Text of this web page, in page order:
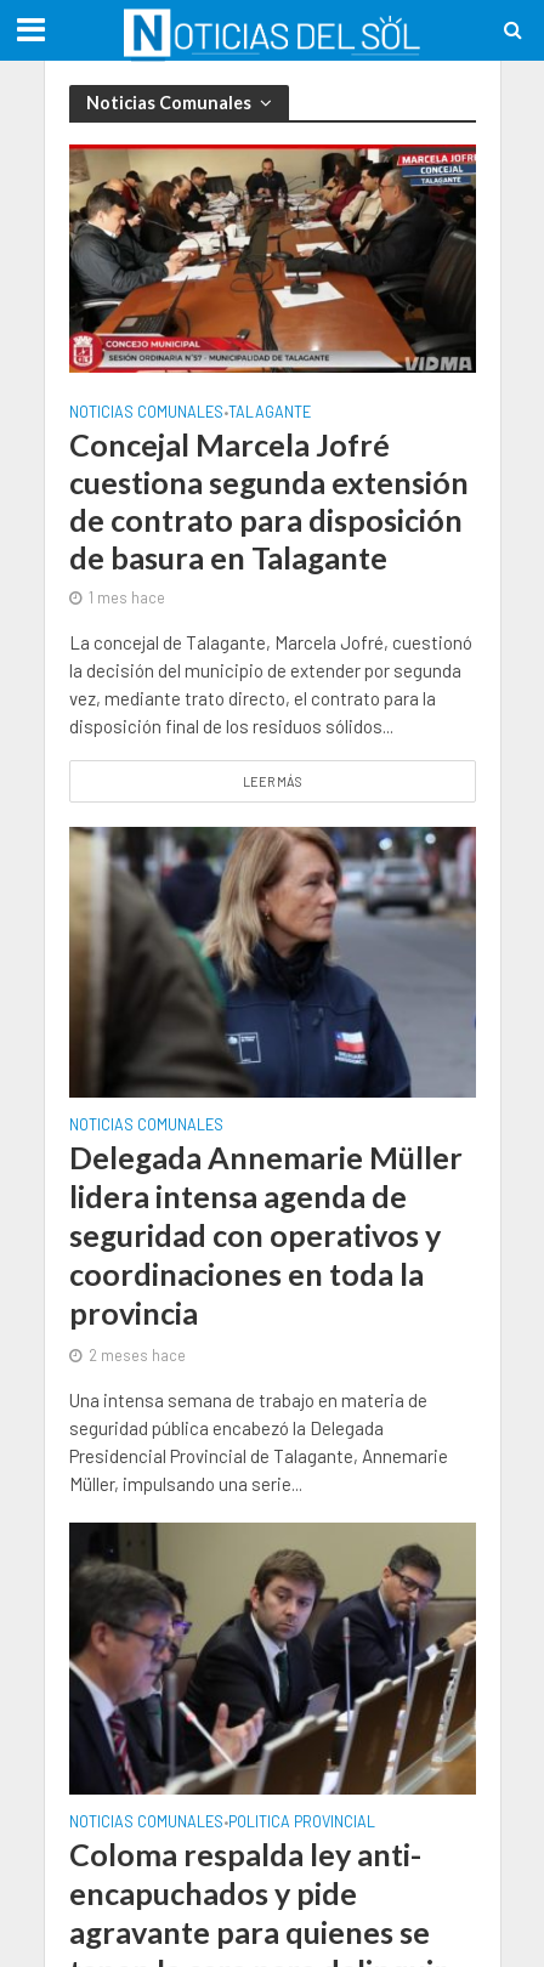
Noticias Comunales
NOTICIAS COMUNALES•TALAGANTE
Concejal Marcela Jofré
cuestiona segunda extensión
de contrato para disposición
de basura en Talagante
1 mes hace
La concejal de Talagante, Marcela Jofré, cuestionó
la decisión del municipio de extender por segunda
vez, mediante trato directo, el contrato para la
disposición final de los residuos sólidos...
LEER MÁS
NOTICIAS COMUNALES
Delegada Annemarie Müller
lidera intensa agenda de
seguridad con operativos y
coordinaciones en toda la
provincia
2 meses hace
Una intensa semana de trabajo en materia de
seguridad pública encabezó la Delegada
Presidencial Provincial de Talagante, Annemarie
Müller, impulsando una serie...
NOTICIAS COMUNALES•POLITICA PROVINCIAL
Coloma respalda ley anti-
encapuchados y pide
agravante para quienes se